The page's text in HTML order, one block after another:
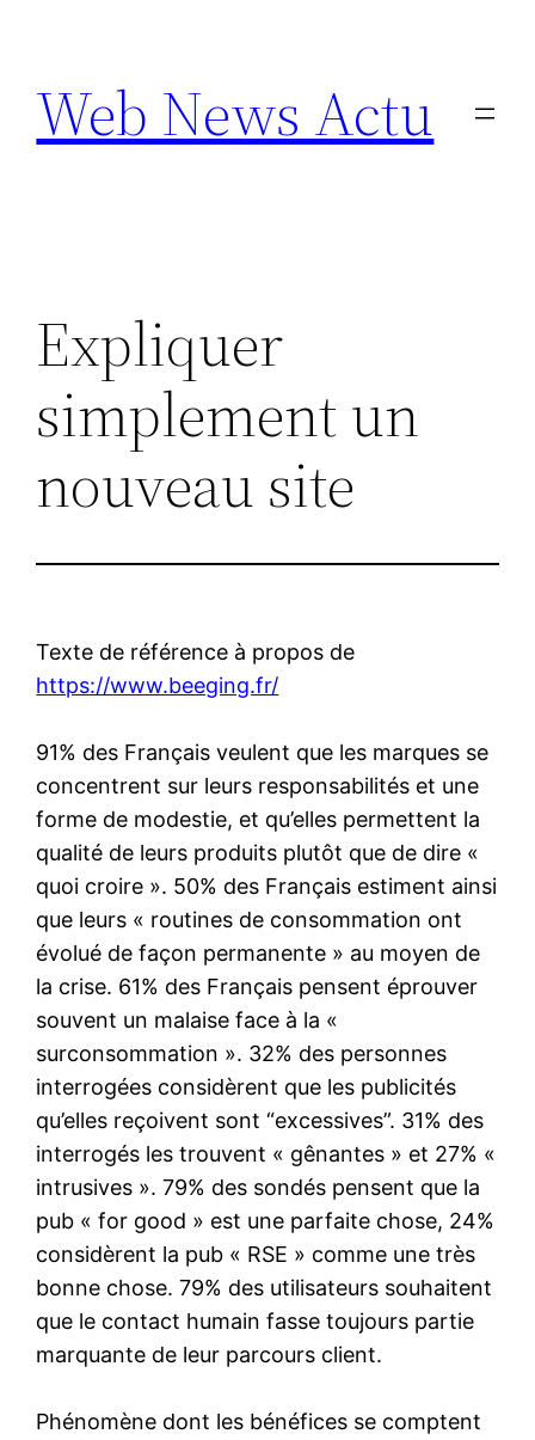
contenu
Web News Actu
Expliquer
simplement un
nouveau site
Texte de référence à propos de
https://www.beeging.fr/
91% des Français veulent que les marques se
concentrent sur leurs responsabilités et une
forme de modestie, et qu’elles permettent la
qualité de leurs produits plutôt que de dire «
quoi croire ». 50% des Français estiment ainsi
que leurs « routines de consommation ont
évolué de façon permanente » au moyen de
la crise. 61% des Français pensent éprouver
souvent un malaise face à la «
surconsommation ». 32% des personnes
interrogées considèrent que les publicités
qu’elles reçoivent sont “excessives”. 31% des
interrogés les trouvent « gênantes » et 27% «
intrusives ». 79% des sondés pensent que la
pub « for good » est une parfaite chose, 24%
considèrent la pub « RSE » comme une très
bonne chose. 79% des utilisateurs souhaitent
que le contact humain fasse toujours partie
marquante de leur parcours client.
Phénomène dont les bénéfices se comptent